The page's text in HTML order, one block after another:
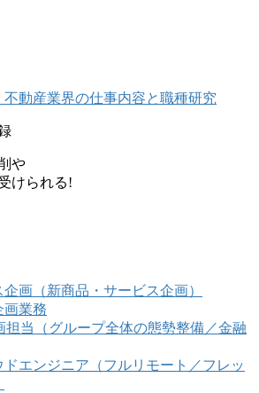
不動産業界の仕事内容と職種研究
や
けられる!
画（新商品・サービス企画）
画業務
担当（グループ全体の態勢整備／金融
ドエンジニア（フルリモート／フレッ